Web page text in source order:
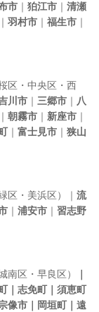
市 ｜ 狛江市 ｜ 清瀬
羽村市 ｜ 福生市 ｜
区・中央区・西
川市 ｜ 三郷市 ｜ 八
｜ 朝霧市 ｜ 新座市 ｜
｜ 富士見市 ｜ 狭山
区・美浜区）｜ 流
｜ 浦安市 ｜ 習志野
南区・早良区）
｜志免町｜須恵町
像市｜岡垣町｜遠